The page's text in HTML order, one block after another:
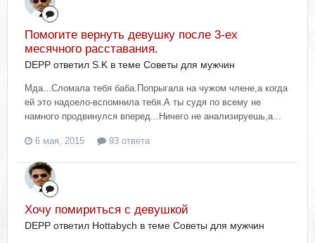
Помогите вернуть девушку после 3-ех
месячного расставания.
DEPP ответил S.K в теме Советы для мужчин
Мда...Сломала тебя баба.Попрыгала на чужом члене,а когда
ей это надоело-вспомнила тебя.А ты судя по всему не
намного продвинулся вперед...Ничего не анализируешь,а...
6 мая, 2015 93 ответа
Хочу помириться с девушкой
DEPP ответил Hottabych в теме Советы для мужчин